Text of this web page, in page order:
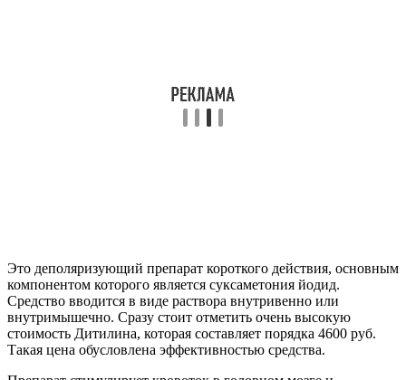
Это деполяризующий препарат короткого действия, основным
компонентом которого является суксаметония йодид.
Средство вводится в виде раствора внутривенно или
внутримышечно. Сразу стоит отметить очень высокую
стоимость Дитилина, которая составляет порядка 4600 руб.
Такая цена обусловлена эффективностью средства.